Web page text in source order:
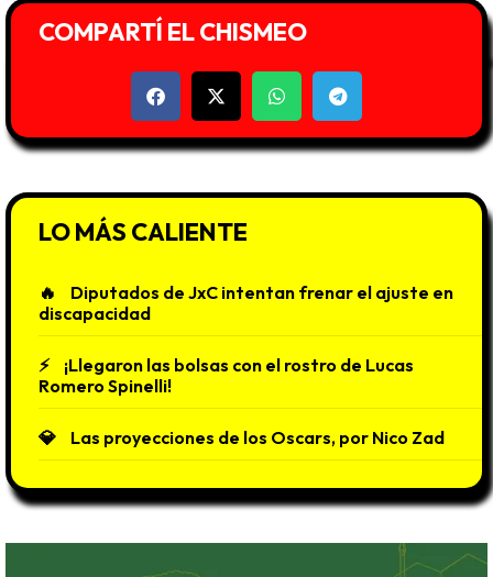
COMPARTÍ EL CHISMEO
LO MÁS CALIENTE
Diputados de JxC intentan frenar el ajuste en
discapacidad
¡Llegaron las bolsas con el rostro de Lucas
Romero Spinelli!
Las proyecciones de los Oscars, por Nico Zad